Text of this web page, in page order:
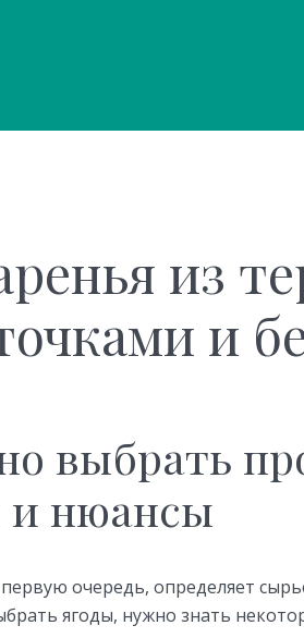
из
и
выбрать
и нюансы
очередь, определяет
ягоды, нужно знать